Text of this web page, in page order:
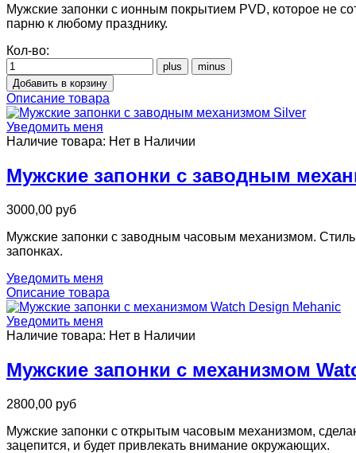
Мужские запонки с ионным покрытием PVD, которое не
парню к любому празднику.
Кол-во:
Описание товара
Уведомить меня
Наличие товара: Нет в Наличии
Мужские запонки с заводным
3000,00 руб
Мужские запонки с заводным часовым механизмом.
запонках.
Уведомить меня
Описание товара
Уведомить меня
Наличие товара: Нет в Наличии
Мужские запонки с механизмом
2800,00 руб
Мужские запонки с открытым часовым механизмом,
зацепится, и будет привлекать внимание окружающих.